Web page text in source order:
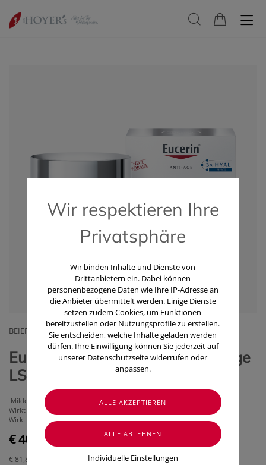
BEIERSDORF GMBH
Eucerin Hyaluron Filler Tagespflege
LSF 30, 50ml
Mildert selbst ausgeprägte Falten sichtbar
Wirkt antioxidativ & stimuliert die Hyaluronsäureproduktion
Wirkt dem Abbau von Hyaluronsäure entgegen
€ 40,90
€ 81,80
Wir respektieren Ihre
Privatsphäre
Wir binden Inhalte und Dienste von
Drittanbietern ein. Dabei können
personenbezogene Daten wie Ihre IP-Adresse an
die Anbieter übermittelt werden. Einige Dienste
setzen zudem Cookies, um Funktionen
bereitzustellen oder Nutzungsprofile zu erstellen.
Sie entscheiden, welche Inhalte geladen werden
dürfen. Ihre Einwilligung können Sie jederzeit auf
unserer Datenschutzseite widerrufen oder
anpassen.
Individuelle Einstellungen